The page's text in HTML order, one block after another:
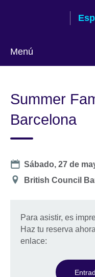
Menú
Summer
Barcelona
Date
Sábado, 27 de
Ubicación
British Council
Para asistir, es
Haz tu reserva
enlace: